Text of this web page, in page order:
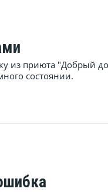
из приюта "Добрый
состоянии.